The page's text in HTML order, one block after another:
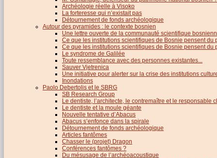
Archéologie réelle à Visoko
La forteresse qui n’existait pas
Détournement de fonds archéologique
Autour des pyramides : le contexte bosnien
Une lettre ouverte de la communauté scientifique
Ce que les institutions scientifiques de Bosnie pensent du
Ce que les institutions scientifiques de Bosnie pensent du
Le syndrome de Galilée
Toute ressemblance avec des personnes existantes...
Sauver Vjetrenica
Une initiative pour alerter sur la crise des institutions
Inondations
Paolo Debertolis et le SBRG
SB Research Group
Le dentiste, l’architecte, le contremaître et le responsable
Le dentiste et la moule géante
Nouvelle tentative d’Abacus
Abacus s’enfonce dans la spirale
Détournement de fonds archéologique
Articles fantômes
Chasser le (projet) Dragon
Conférences fantômes ?
Du mésusage de l’archéoacoustique